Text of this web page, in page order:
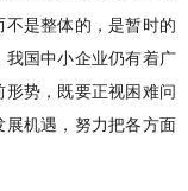
是整体的，是暂时的
国中小企业仍有着广
势，既要正视困难问
机遇，努力把各方面